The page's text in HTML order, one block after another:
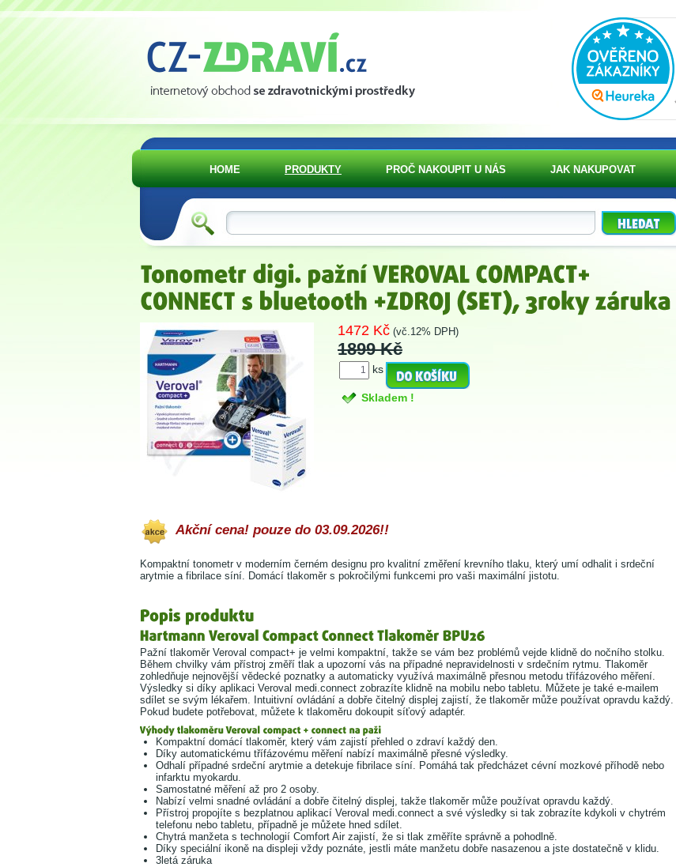
1472 Kč (vč.12% DPH)
1899 Kč
ks
Skladem !
Akční cena! pouze do 03.09.2026!!
Kompaktní tonometr v moderním černém designu pro kvalitní změření krevního tlaku, který umí odhalit i srdeční
arytmie a fibrilace síní. Domácí tlakoměr s pokročilými funkcemi pro vaši maximální jistotu.
Pažní tlakoměr Veroval compact+ je velmi kompaktní, takže se vám bez problémů vejde klidně do nočního stolku.
Během chvilky vám přístroj změří tlak a upozorní vás na případné nepravidelnosti v srdečním rytmu. Tlakoměr
zohledňuje nejnovější vědecké poznatky a automaticky využívá maximálně přesnou metodu třífázového měření.
Výsledky si díky aplikaci Veroval medi.connect zobrazíte klidně na mobilu nebo tabletu. Můžete je také e-mailem
sdílet se svým lékařem. Intuitivní ovládání a dobře čitelný displej zajistí, že tlakoměr může používat opravdu každý.
Pokud budete potřebovat, můžete k tlakoměru dokoupit síťový adaptér.
Kompaktní domácí tlakoměr, který vám zajistí přehled o zdraví každý den.
Díky automatickému třífázovému měření nabízí maximálně přesné výsledky.
Odhalí případné srdeční arytmie a detekuje fibrilace síní. Pomáhá tak předcházet cévní mozkové příhodě nebo
infarktu myokardu.
Samostatné měření až pro 2 osoby.
Nabízí velmi snadné ovládání a dobře čitelný displej, takže tlakoměr může používat opravdu každý.
Přístroj propojíte s bezplatnou aplikací Veroval medi.connect a své výsledky si tak zobrazíte kdykoli v chytrém
telefonu nebo tabletu, případně je můžete hned sdílet.
Chytrá manžeta s technologií Comfort Air zajistí, že si tlak změříte správně a pohodlně.
Díky speciální ikoně na displeji vždy poznáte, jestli máte manžetu dobře nasazenou a jste dostatečně v klidu.
3letá záruka
HOME PRODUKTY PROČ NAKOUPIT U NÁS JAK NAKUPOVAT